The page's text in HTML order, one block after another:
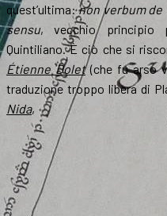
quest’ultima:non verbum de
sensu, vecchio principio
Quintiliano. È ciò che si
Étienne Dolet(che fu arso
traduzione troppo libera di
Nida,